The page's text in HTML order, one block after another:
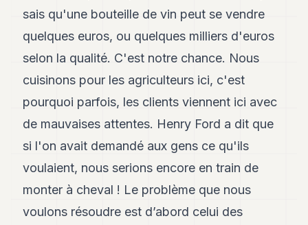
sais qu'une bouteille de vin peut se vendre
quelques euros, ou quelques milliers d'euros
selon la qualité. C'est notre chance. Nous
cuisinons pour les agriculteurs ici, c'est
pourquoi parfois, les clients viennent ici avec
de mauvaises attentes. Henry Ford a dit que
si l'on avait demandé aux gens ce qu'ils
voulaient, nous serions encore en train de
monter à cheval ! Le problème que nous
voulons résoudre est d’abord celui des